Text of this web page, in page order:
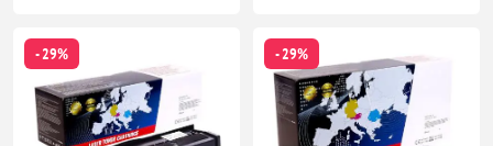
- 29% - 29%